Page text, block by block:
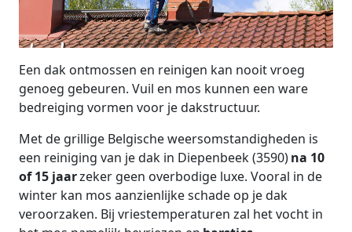
Een dak ontmossen en reinigen kan nooit vroeg
genoeg gebeuren. Vuil en mos kunnen een ware
bedreiging vormen voor je dakstructuur.
Met de grillige Belgische weersomstandigheden is
een reiniging van je dak in Diepenbeek (3590)na 10
of 15 jaarzeker geen overbodige luxe. Vooral in de
winter kan mos aanzienlijke schade op je dak
veroorzaken. Bij vriestemperaturen zal het vocht in